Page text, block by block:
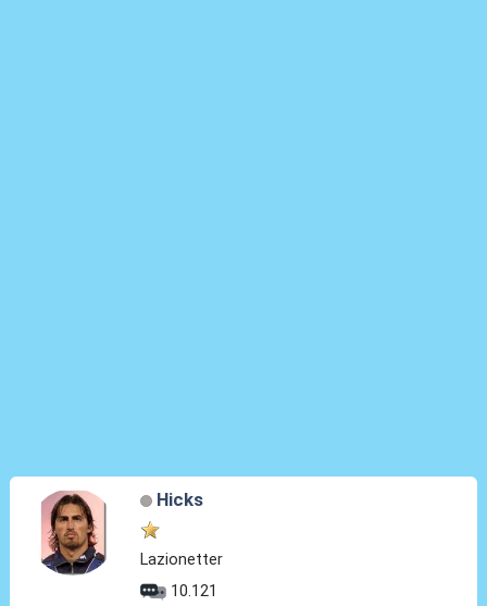
Hicks
Lazionetter
10.121